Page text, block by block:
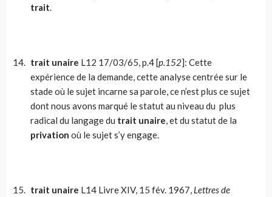
trait.
trait unaire L12 17/03/65, p.4 [p.152]: Cette
expérience de la demande, cette analyse centrée sur le
stade où le sujet incarne sa parole, ce n’est plus ce sujet
dont nous avons marqué le statut au niveau du plus
radical du langage du trait unaire, et du statut de la
privation où le sujet s’y engage.
trait unaire L14 Livre XIV, 15 fév. 1967, Lettres de